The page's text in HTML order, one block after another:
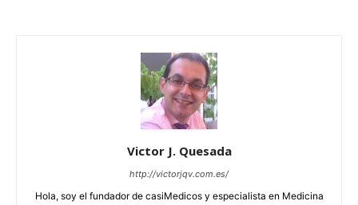
Victor J. Quesada
http://victorjqv.com.es/
Hola, soy el fundador de casiMedicos y especialista en Medicina